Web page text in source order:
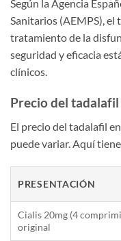
Según la Agencia
Sanitarios (AEMPS), el
tratamiento de la
seguridad y eficacia
clínicos.
Precio del
El precio del tadalafil
puede variar. Aquí
PRESENTACIÓN
Cialis 20mg (4
original